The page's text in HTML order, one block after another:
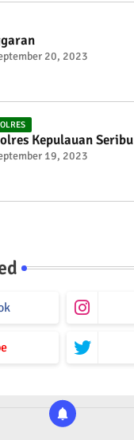
20, 2023
Kepulauan Seribu
19, 2023